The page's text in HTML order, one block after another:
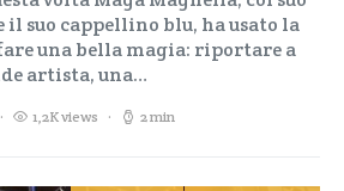
suo cappellino blu, ha usato la
una bella magia: riportare a
artista, una…
1,2K views 2 min